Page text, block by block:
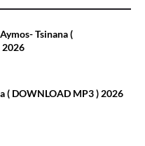
Tsinana (
2026
( DOWNLOAD MP3 ) 2026